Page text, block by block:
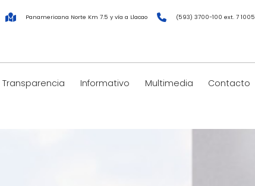
Panamericana Norte Km 7.5 y vía a Llacao (593) 3700-100 ext. 7 1005
Transparencia Informativo Multimedia Contacto